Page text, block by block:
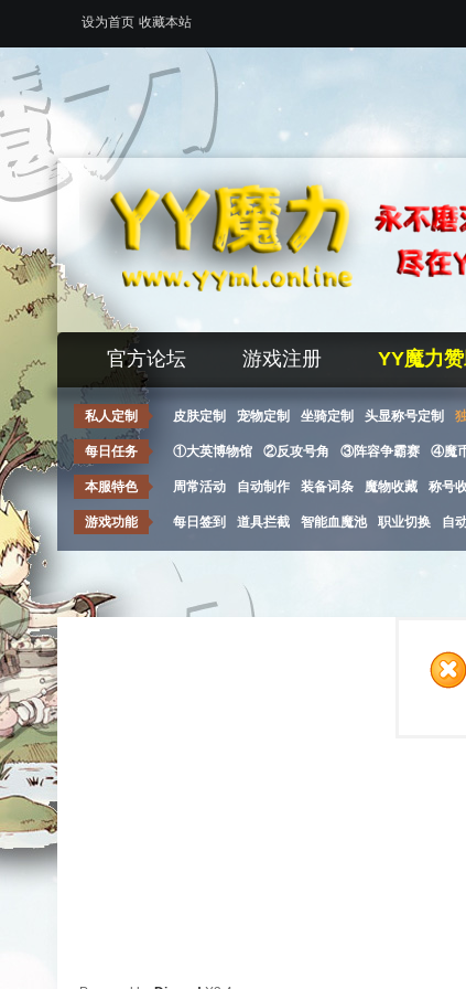
设为首页 收藏本站
官方论坛 游戏注册 YY魔力赞
私人定制 皮肤定制 宠物定制 坐骑定制 头显称号定制
每日任务 ①大英博物馆 ②反攻号角 ③阵容争霸赛 ④魔
本服特色 周常活动 自动制作 装备词条 魔物收藏 称号
游戏功能 每日签到 道具拦截 智能血魔池 职业切换 自